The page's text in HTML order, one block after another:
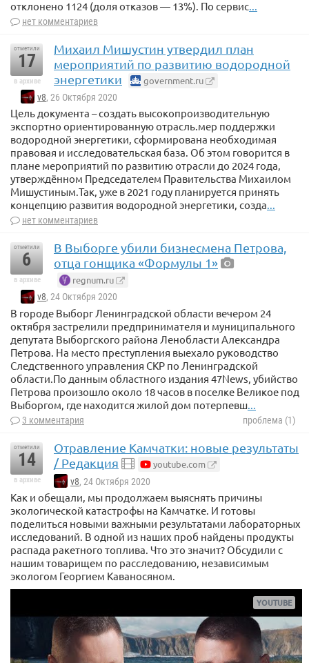
отклонено 1124 (доля отказов — 13%). По сервис...
нет комментариев
отметили
17
в архиве
Михаил Мишустин утвердил план
мероприятий по развитию водородной
энергетики
government.ru
v8, 26 Октября 2020
Цель документа – создать высокопроизводительную
экспортно ориентированную отрасль.мер поддержки
водородной энергетики, сформирована необходимая
правовая и исследовательская база. Об этом говорится в
плане мероприятий по развитию отрасли до 2024 года,
утверждённом Председателем Правительства Михаилом
Мишустиным.Так, уже в 2021 году планируется принять
концепцию развития водородной энергетики, созда...
нет комментариев
отметили
6
в архиве
В Выборге убили бизнесмена Петрова,
отца гонщика «Формулы 1»
regnum.ru
v8, 24 Октября 2020
В городе Выборг Ленинградской области вечером 24
октября застрелили предпринимателя и муниципального
депутата Выборгского района Ленобласти Александра
Петрова. На место преступления выехало руководство
Следственного управления СКР по Ленинградской
области.По данным областного издания 47News, убийство
Петрова произошло около 18 часов в поселке Великое под
Выборгом, где находится жилой дом потерпевш
3 комментария проблема (1)
отметили
14
в архиве
Отравление Камчатки: новые результаты
/ Редакция
youtube.com
v8, 24 Октября 2020
Как и обещали, мы продолжаем выяснять причины
экологической катастрофы на Камчатке. И готовы
поделиться новыми важными результатами лабораторных
исследований. В одной из наших проб найдены продукты
распада ракетного топлива. Что это значит? Обсудили с
нашим товарищем по расследованию, независимым
экологом Георгием Каваносяном.